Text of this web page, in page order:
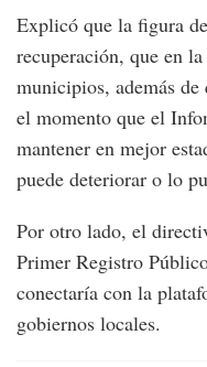
Explicó que la figura
recuperación, que en
municipios, además
el momento que el
mantener en mejor
puede deteriorar o lo
Por otro lado, el
Primer Registro
conectaría con la
gobiernos locales.